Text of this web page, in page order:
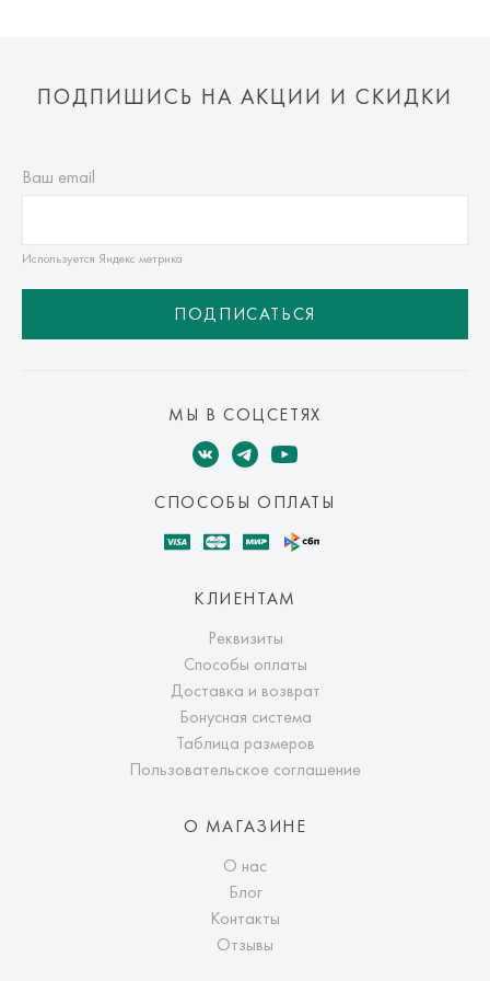
ПОДПИШИСЬ НА АКЦИИ И СКИДКИ
Ваш email
Используется Яндекс метрика
ПОДПИСАТЬСЯ
МЫ В СОЦСЕТЯХ
СПОСОБЫ ОПЛАТЫ
КЛИЕНТАМ
Реквизиты
Способы оплаты
Доставка и возврат
Бонусная система
Таблица размеров
Пользовательское соглашение
О МАГАЗИНЕ
О нас
Блог
Контакты
Отзывы